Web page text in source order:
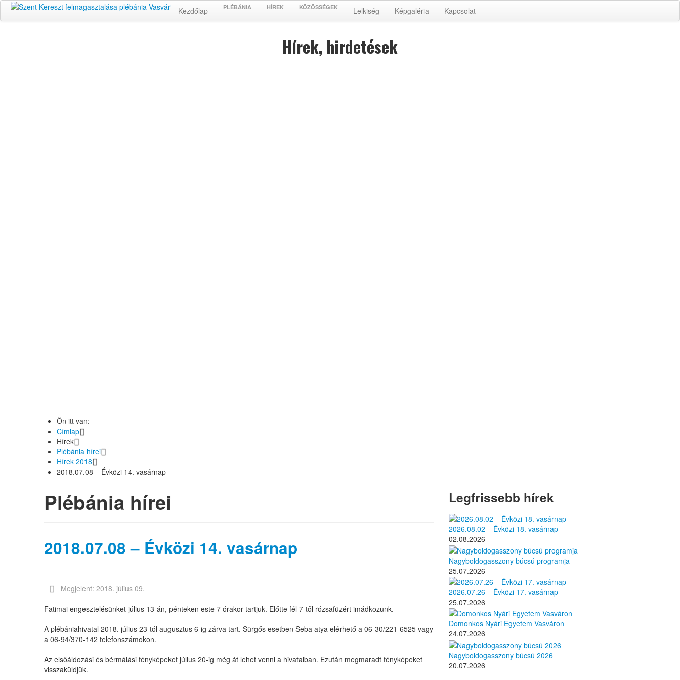
Kezdőlap PLÉBÁNIA HÍREK KÖZÖSSÉGEK Lelkiség Képgaléria Kapcsolat
Hírek, hirdetések
Ön itt van:
Címlap
Hírek
Plébánia hírei
Hírek 2018
2018.07.08 – Évközi 14. vasárnap
Plébánia hírei
2018.07.08 – Évközi 14. vasárnap
Megjelent: 2018. július 09.
Fatimai engesztelésünket július 13-án, pénteken este 7 órakor tartjuk. Előtte fél 7-től rózsafüzért imádkozunk.
A plébániahivatal 2018. július 23-tól augusztus 6-ig zárva tart. Sürgős esetben Seba atya elérhető a 06-30/221-6525 vagy
a 06-94/370-142 telefonszámokon.
Az elsőáldozási és bérmálási fényképeket július 20-ig még át lehet venni a hivatalban. Ezután megmaradt fényképeket
visszaküldjük.
Legfrissebb hírek
2026.08.02 – Évközi 18. vasárnap
02.08.2026
Nagyboldogasszony búcsú programja
25.07.2026
2026.07.26 – Évközi 17. vasárnap
25.07.2026
Domonkos Nyári Egyetem Vasváron
24.07.2026
Nagyboldogasszony búcsú 2026
20.07.2026